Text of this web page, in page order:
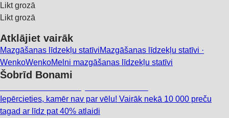
Likt grozā
Likt grozā
Atklājiet vairāk
Mazgāšanas līdzekļu statīviMazgāšanas līdzekļu statīvi ·
WenkoWenkoMelni mazgāšanas līdzekļu statīvi
Šobrīd Bonami
Iepērcieties, kamēr nav par vēlu! Vairāk nekā 10 000 preču
tagad ar līdz pat 40% atlaidi